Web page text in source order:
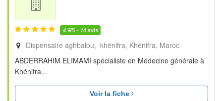
4.9/5 - 14avis
Dispensaire aghbalou, khénifra Khénifra Maroc
ABDERRAHIM ELIMAMI spécialiste en Médecine générale à
Khénifra...
Voir la fiche